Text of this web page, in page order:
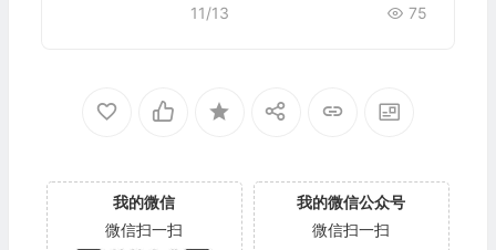
4+52+40+9针(1)端子
11/13 75
我的微信
微信扫一扫
我的微信公众号
微信扫一扫